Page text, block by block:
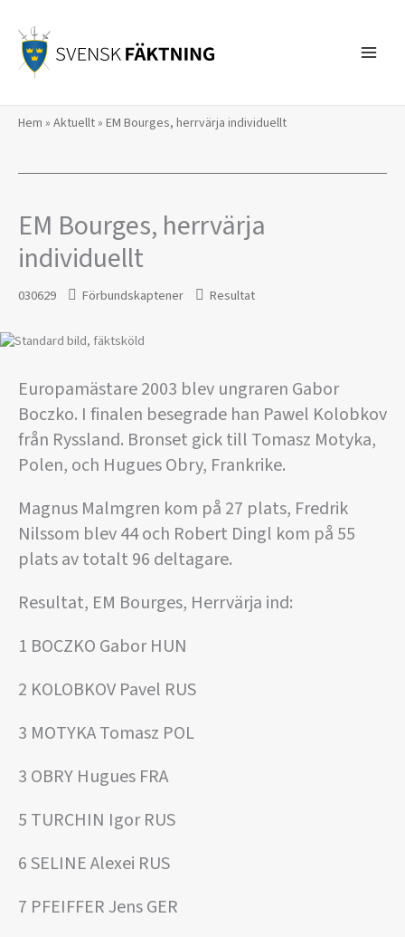
innehåll
Hem » Aktuellt» EM Bourges, herrvärja individuellt
EM Bourges, herrvärja
individuellt
030629 Förbundskaptener Resultat
Europamästare 2003 blev ungraren Gabor
Boczko. I finalen besegrade han Pawel Kolobkov
från Ryssland. Bronset gick till Tomasz Motyka,
Polen, och Hugues Obry, Frankrike.
Magnus Malmgren kom på 27 plats, Fredrik
Nilssom blev 44 och Robert Dingl kom på 55
plats av totalt 96 deltagare.
Resultat, EM Bourges, Herrvärja ind:
1 BOCZKO Gabor HUN
2 KOLOBKOV Pavel RUS
3 MOTYKA Tomasz POL
3 OBRY Hugues FRA
5 TURCHIN Igor RUS
6 SELINE Alexei RUS
7 PFEIFFER Jens GER